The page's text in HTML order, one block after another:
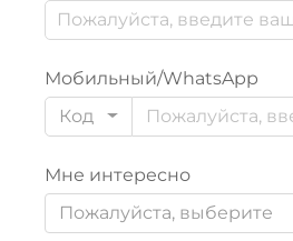
Мобильный/WhatsApp
Код
Мне интересно
Пожалуйста, выберите